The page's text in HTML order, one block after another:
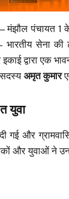
मंझौल पंचायत 1
सेना की
द्वारा एक
अमृत कुमार
युवा
गई और
और युवाओं ने